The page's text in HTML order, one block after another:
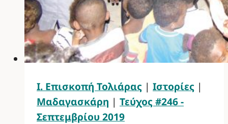
Ι. Επισκοπή Τολιάρας | Ιστορίες |
Μαδαγασκάρη | Τεύχος #246 -
Σεπτεμβρίου 2019